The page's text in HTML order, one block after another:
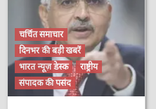
चर्चित समाचार
दिनभर की बड़ी खबरें
भारत न्यूज़ डेस्क
राष्ट्रीय
संपादक की पसंद